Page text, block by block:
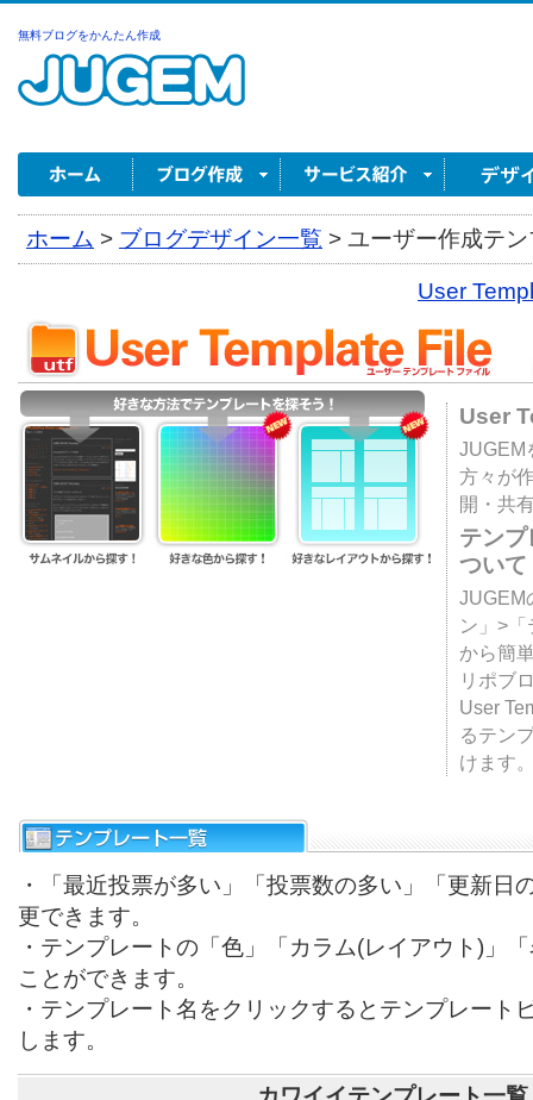
無料ブログをかんたん作成
ホーム > ブログデザイン一覧 > ユーザー作成テ
User
User
JUGEM
方々が
開・共
テン
ついて
JUGEM
ン」>
から簡
リポブ
User
るテン
けます
・「最近投票が多い」「投票数の多い」「更新日
更できます。
・テンプレートの「色」「カラム(レイアウト)」
ことができます。
・テンプレート名をクリックするとテンプレート
します。